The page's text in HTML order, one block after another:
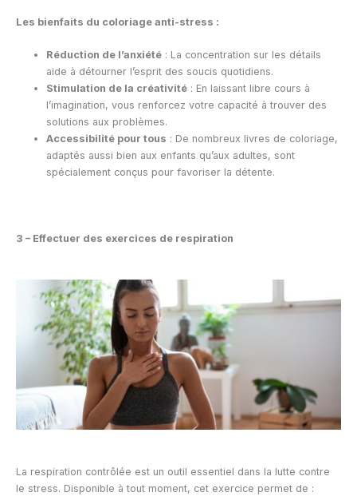
Les bienfaits du coloriage anti-stress :
Réduction de l’anxiété : La concentration sur les détails
aide à détourner l’esprit des soucis quotidiens.
Stimulation de la créativité : En laissant libre cours à
l’imagination, vous renforcez votre capacité à trouver des
solutions aux problèmes.
Accessibilité pour tous : De nombreux livres de coloriage,
adaptés aussi bien aux enfants qu’aux adultes, sont
spécialement conçus pour favoriser la détente.
3 – Effectuer des exercices de respiration
La respiration contrôlée est un outil essentiel dans la lutte contre
le stress. Disponible à tout moment, cet exercice permet de :